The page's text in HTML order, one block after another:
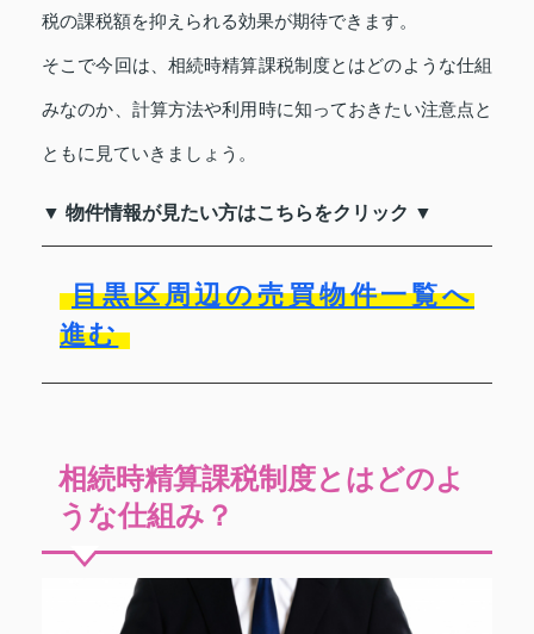
税の課税額を抑えられる効果が期待できます。
そこで今回は、相続時精算課税制度とはどのような仕組
みなのか、計算方法や利用時に知っておきたい注意点と
ともに見ていきましょう。
▼ 物件情報が見たい方はこちらをクリック ▼
目黒区周辺の売買物件一覧へ
進む
相続時精算課税制度とはどのよ
うな仕組み？